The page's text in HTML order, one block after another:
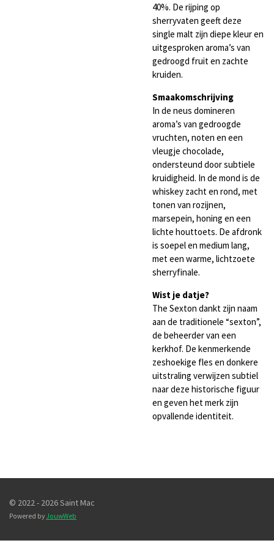
40%. De rijping op
sherryvaten geeft deze
single malt zijn diepe kleur en
uitgesproken aroma’s van
gedroogd fruit en zachte
kruiden.
Smaakomschrijving
In de neus domineren
aroma’s van gedroogde
vruchten, noten en een
vleugje chocolade,
ondersteund door subtiele
kruidigheid. In de mond is de
whiskey zacht en rond, met
tonen van rozijnen,
marsepein, honing en een
lichte houttoets. De afdronk
is soepel en medium lang,
met een warme, lichtzoete
sherryfinale.
Wist je datje?
The Sexton dankt zijn naam
aan de traditionele “sexton”,
de beheerder van een
kerkhof. De kenmerkende
zeshoekige fles en donkere
uitstraling verwijzen subtiel
naar deze historische figuur
en geven het merk zijn
opvallende identiteit.
© 2022 - 2026 Saint Mac
Powered by JouwWeb